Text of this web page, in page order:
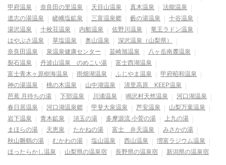
甲府温泉
奈良田の里温泉 天目山温泉 真木温泉
法能温泉
道志の湯温泉
嵯峨塩鉱泉 三富温泉郷 藪の湯温泉
十谷温泉
湯沢温泉
十枚荘温泉 内船温泉 佐野川温泉
竜王ラドン温泉
はやぶさ温泉
草塩温泉 奥山温泉
深沢温泉（山梨県）
奈良田温泉
泉温泉健康センター 韮崎旭温泉
八ヶ岳南麓温泉
裂石温泉
丹波山温泉 のめこい湯
富士西湖温泉
富士青木ヶ原樹海温泉
雨畑湖温泉 ふじやま温泉
甲府昭和温泉
神の湯温泉
桃の木温泉 山中湖温泉
清里高原 KEEP温泉
芭蕉 月待ちの湯
下部温泉 川浦温泉 鳴沢村天然温泉
河口湖温泉
春日居温泉
河口湖温泉郷 甲斐大泉温泉 芦安温泉
山梨万葉温泉
岩下温泉
青木鉱泉 須玉の湯 多摩源流 小菅の湯
上九の湯
まほらの湯
天恵泉 たかねの湯 富士 弁天温泉
みさかの湯
秋山雛鶴の湯
むかわの湯 塩山温泉 西山温泉
増富ラジウム温泉
ほったらかし温泉
山梨県の温泉宿 長野県の温泉宿 新潟県の温泉宿